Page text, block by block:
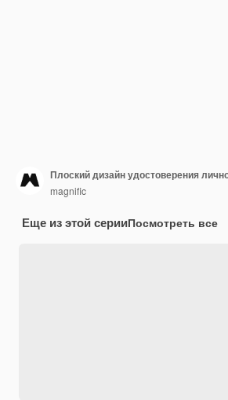
magnific
Еще из этой серииПосмотреть все